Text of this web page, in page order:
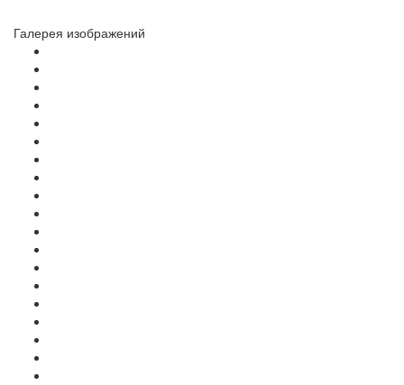
Галерея изображений